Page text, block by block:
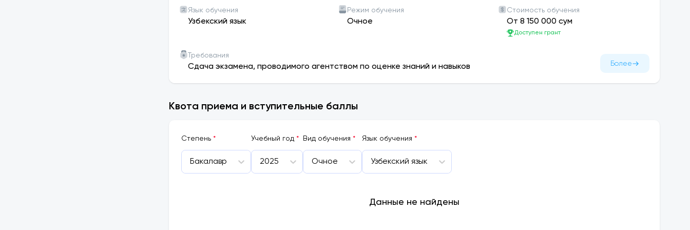
Язык обучения
Узбекский язык
Режим обучения
Очное
Стоимость обучения
От 8 150 000 сум
Доступен грант
Требования
Сдача экзамена, проводимого агентством по оценке знаний и навыков Более
Квота приема и вступительные баллы
Cтепень *
Бакалавр
Учебный год *
2025
Вид обучения *
Очное
Язык обучения *
Узбекский язык
Данные не найдены